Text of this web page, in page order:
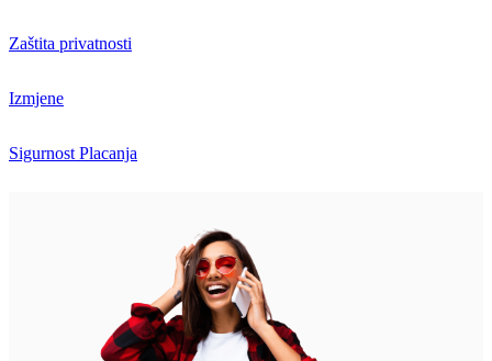
Zaštita privatnosti
Izmjene
Sigurnost Placanja